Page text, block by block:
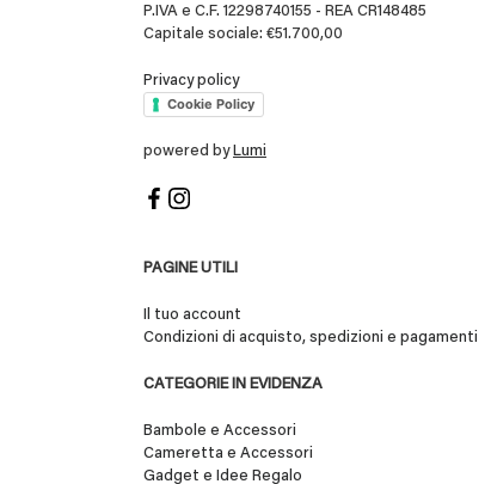
P.IVA e C.F. 12298740155 - REA CR148485
Capitale sociale: €51.700,00
Privacy policy
Cookie Policy
powered by Lumi
PAGINE UTILI
Il tuo account
Condizioni di acquisto, spedizioni e pagamenti
CATEGORIE IN EVIDENZA
Bambole e Accessori
Cameretta e Accessori
Gadget e Idee Regalo